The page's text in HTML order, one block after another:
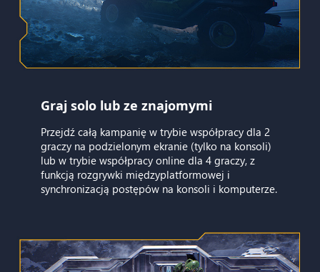
Graj solo lub ze znajomymi
Przejdź całą kampanię w trybie współpracy dla 2
graczy na podzielonym ekranie (tylko na konsoli)
lub w trybie współpracy online dla 4 graczy, z
funkcją rozgrywki międzyplatformowej i
synchronizacją postępów na konsoli i komputerze.